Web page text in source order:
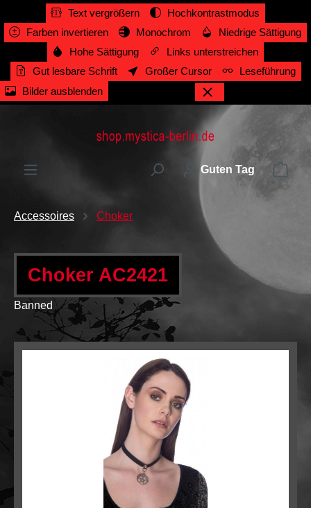
springen Text vergrößern
Hochkontrastmodus
Farben invertieren
Monochrom
Niedrige Sättigung
Hohe Sättigung
Links unterstreichen
Gut lesbare Schrift
Großer Cursor
Leseführung
Bilder ausblenden
Guten Tag
Accessoires Choker
Choker AC2421
Banned
Bildergalerie überspringen